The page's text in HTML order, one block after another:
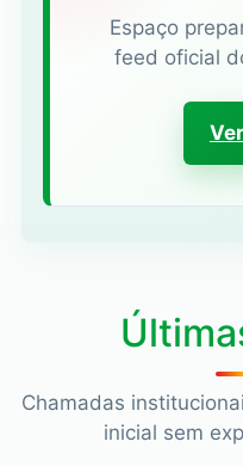
Espaço
feed oficial
Chamadas
inicial sem